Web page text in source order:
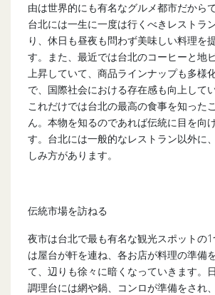
由は世界的にも有名なグルメ都市だから
台北には一生に一度は行くべきレストラ
り、休日も昼夜も問わず美味しい料理を
す。また、最近では台北のコーヒーと地
上昇していて、商品ラインナップも多様
で、国際社会における存在感も向上して
これだけでは台北の最高の食事を知った
ん。本物を知るのであれば伝統に目を向
す。台北には一般的なレストラン以外に
しみ方があります。
伝統市場を訪ねる
夜市は台北で最も有名な観光スポットの
は屋台が軒を連ね、各お店が料理の準備
て、辺りも徐々に暗くなっていきます。
調理台には網や鍋、コンロが準備をされ